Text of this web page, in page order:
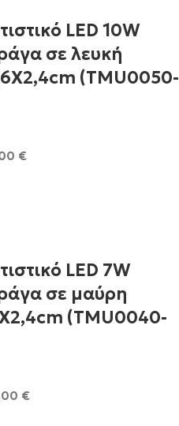
LED 10W
σε λευκή
(TMU0050-
€
LED 7W
σε μαύρη
(TMU0040-
€